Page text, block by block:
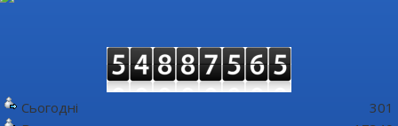
Сьогодні
301